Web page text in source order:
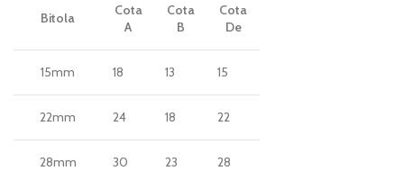
Bitola
Cota
A
Cota
B
Cota
De
15mm 18 13 15
22mm 24 18 22
28mm 30 23 28